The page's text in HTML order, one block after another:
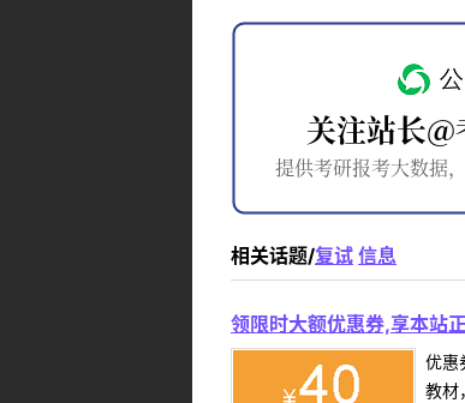
相关话题/复试 信息
领限时大额优惠券,享本站
优惠
教材